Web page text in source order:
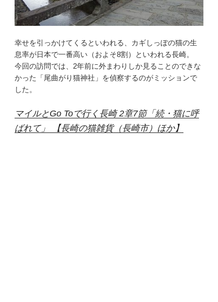
幸せを引っかけてくるといわれる、カギしっぽの猫の生
息率が日本で一番高い（およそ8割）といわれる長崎。
今回の訪問では、2年前に外まわりしか見ることのできな
かった「尾曲がり猫神社」を偵察するのがミッションで
した。
マイルとGo Toで行く長崎 2章7節「続・猫に呼
ばれて」 【長崎の猫雑貨（長崎市）ほか】